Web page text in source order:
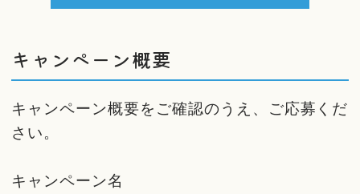
キャンペーン概要
キャンペーン概要をご確認のうえ、ご応募くだ
さい。
キャンペーン名